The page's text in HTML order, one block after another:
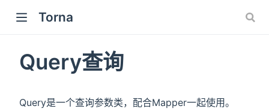
Torna
Query查询
Query是一个查询参数类，配合Mapper一起使用。